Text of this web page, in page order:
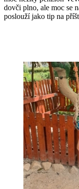
dovči plno, ale moc se
poslouží jako tip na